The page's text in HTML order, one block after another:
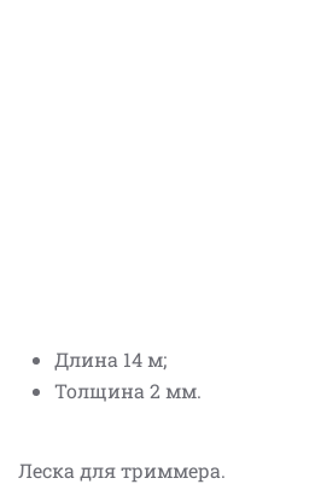
Длина 14 м;
Толщина 2 мм.
Леска для триммера.